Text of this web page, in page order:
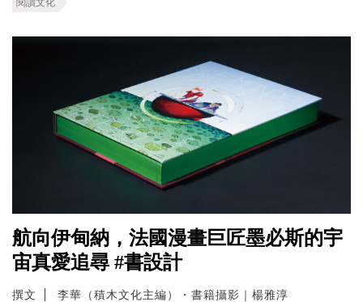
航向伊甸納，法國漫畫巨匠墨必斯的宇
宙真愛追尋 #書設計
撰文 李華（積木文化主編）・書籍攝影｜楊雅淳